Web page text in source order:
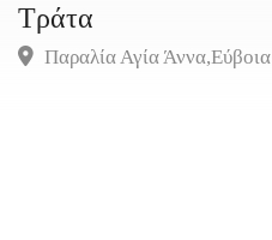
Τράτα
Παραλία Αγία Άννα,Εύβοια